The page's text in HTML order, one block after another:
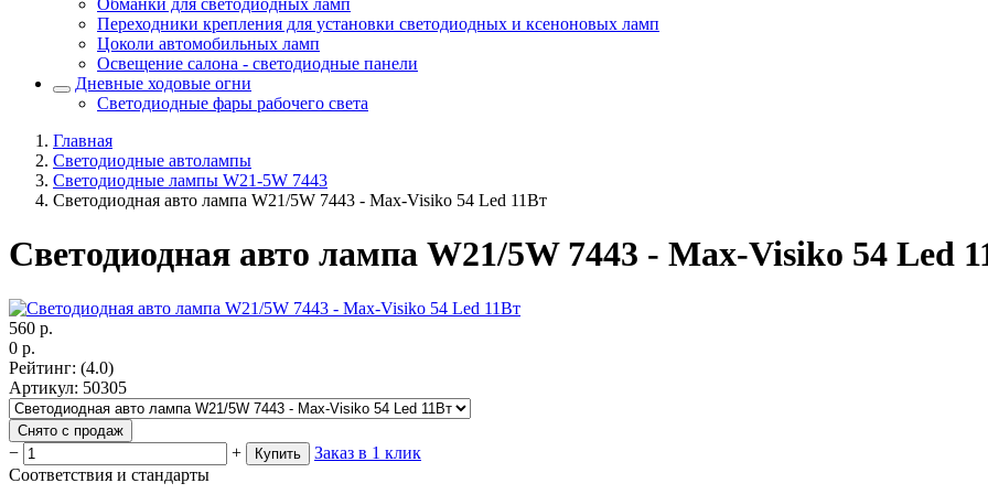
Обманки для светодиодных ламп
Переходники крепления для установки светодиодных и ксеноновых ламп
Цоколи автомобильных ламп
Освещение салона - светодиодные панели
Дневные ходовые огни
Светодиодные фары рабочего света
Главная
Светодиодные автолампы
Светодиодные лампы W21-5W 7443
Светодиодная авто лампа W21/5W 7443 - Max-Visiko 54 Led 11Вт
Светодиодная авто лампа W21/5W 7443 - Max-Visiko 54 Led
560 р.
0 р.
Рейтинг: (4.0)
Артикул: 50305
Снято с продаж
− + Купить
Заказ в 1 клик
Соответствия и стандарты